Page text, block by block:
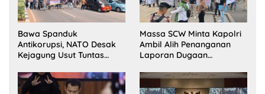
Bawa Spanduk
Antikorupsi, NATO Desak
Kejagung Usut Tuntas
Massa SCW Minta Kapolri
Ambil Alih Penanganan
Laporan Dugaan
Sumsel